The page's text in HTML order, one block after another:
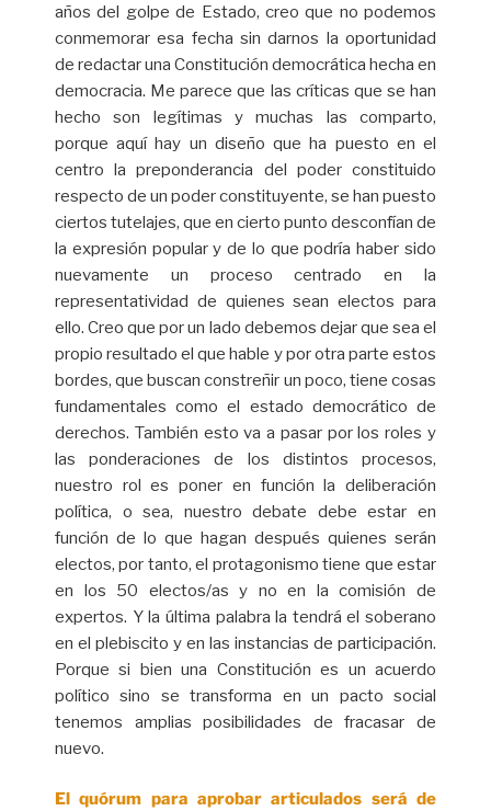
años del golpe de Estado, creo que no podemos
conmemorar esa fecha sin darnos la oportunidad
de redactar una Constitución democrática hecha en
democracia. Me parece que las críticas que se han
hecho son legítimas y muchas las comparto,
porque aquí hay un diseño que ha puesto en el
centro la preponderancia del poder constituido
respecto de un poder constituyente, se han puesto
ciertos tutelajes, que en cierto punto desconfían de
la expresión popular y de lo que podría haber sido
nuevamente un proceso centrado en la
representatividad de quienes sean electos para
ello. Creo que por un lado debemos dejar que sea el
propio resultado el que hable y por otra parte estos
bordes, que buscan constreñir un poco, tiene cosas
fundamentales como el estado democrático de
derechos. También esto va a pasar por los roles y
las ponderaciones de los distintos procesos,
nuestro rol es poner en función la deliberación
política, o sea, nuestro debate debe estar en
función de lo que hagan después quienes serán
electos, por tanto, el protagonismo tiene que estar
en los 50 electos/as y no en la comisión de
expertos. Y la última palabra la tendrá el soberano
en el plebiscito y en las instancias de participación.
Porque si bien una Constitución es un acuerdo
político sino se transforma en un pacto social
tenemos amplias posibilidades de fracasar de
nuevo.
El quórum para aprobar articulados será de